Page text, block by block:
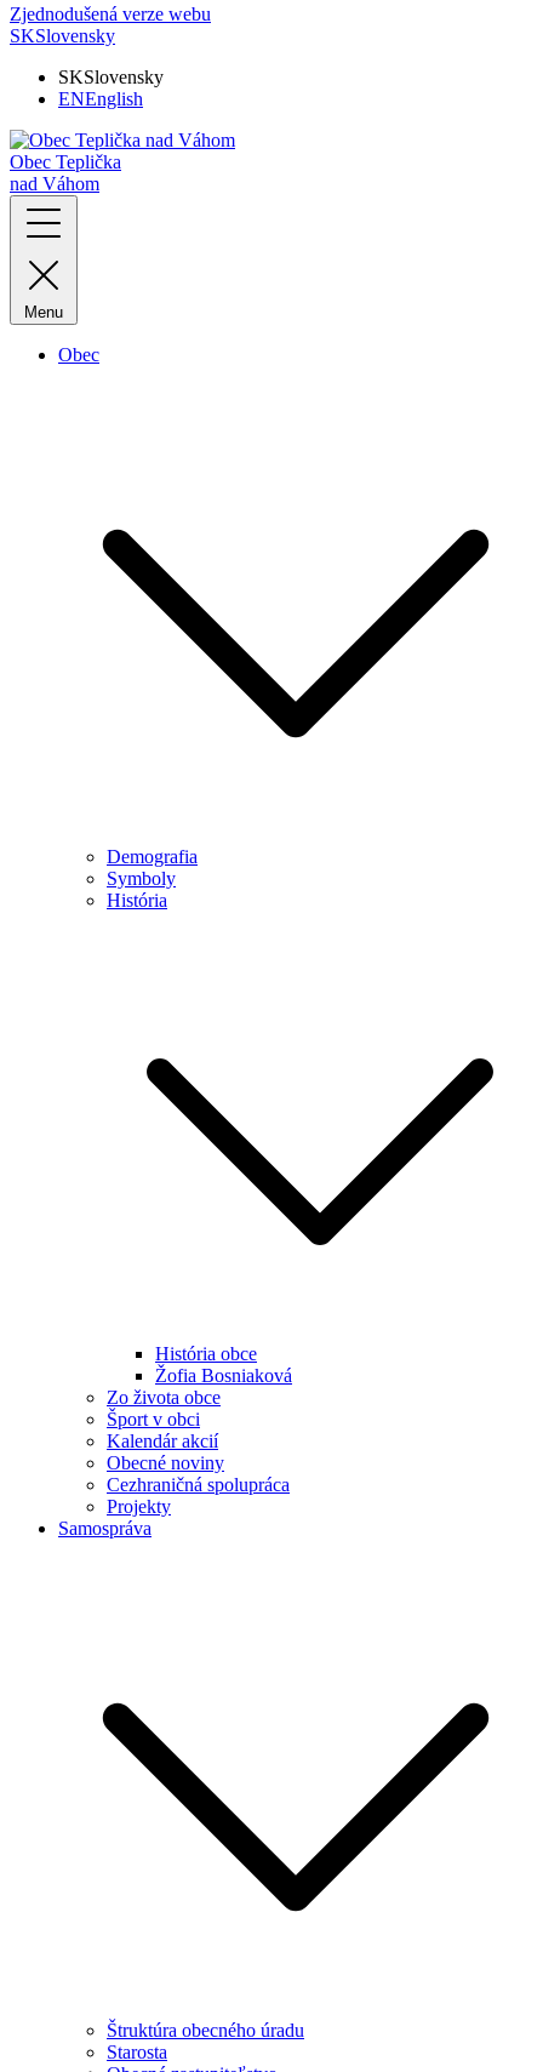
Zjednodušená verze webu
SKSlovensky
SKSlovensky
ENEnglish
Obec Teplička
nad Váhom
Menu
Obec
Demografia
Symboly
História
História obce
Žofia Bosniaková
Zo života obce
Šport v obci
Kalendár akcií
Obecné noviny
Cezhraničná spolupráca
Projekty
Samospráva
Štruktúra obecného úradu
Starosta